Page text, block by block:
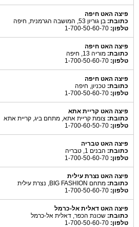
פיצה האט חיפה
כתובת: בן גוריון 53, המושבה הגרמנית, חיפה
טלפון:
פיצה האט חיפה
כתובת: מוריה 13, חיפה
טלפון:
פיצה האט חיפה
כתובת: טכניון, חיפה
טלפון:
פיצה האט קריית אתא
כתובת: צומת קריית אתא, מתחם ביג, קריית אתא
טלפון:
פיצה האט טבריה
כתובת: הבנים 1, טבריה
טלפון:
פיצה האט נצרת עילית
כתובת: מתחם BIG FASHION, נצרת עילית
טלפון:
פיצה האט דאלית אל-כרמל
כתובת: שכונת הכפר, דאלית אל-כרמל
טלפון: